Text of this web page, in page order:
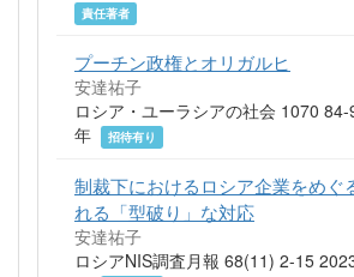
責任著者
プーチン政権とオリガルヒ
安達祐子
ロシア・ユーラシアの社会 1070
年
招待有り
制裁下におけるロシア企業をめぐ
れる「型破り」な対応
安達祐子
ロシアNIS調査月報 68(11) 2-15